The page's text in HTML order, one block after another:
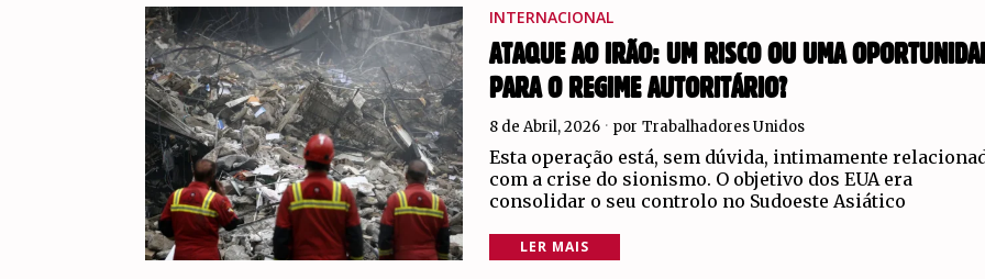
INTERNACIONAL
ATAQUE AO IRÃO: UM RISCO OU UMA
PARA O REGIME AUTORITÁRIO?
8 de Abril, 2026 por Trabalhadores Unidos
Esta operação está, sem dúvida, intimamente
com a crise do sionismo. O objetivo dos EUA era
consolidar o seu controlo no Sudoeste Asiático
LER MAIS